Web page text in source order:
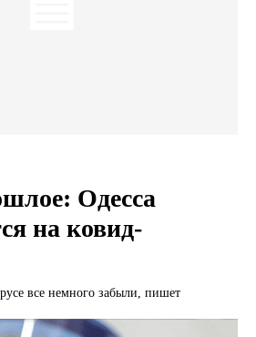
Одесса
на ковид-
все немного забыли, пишет